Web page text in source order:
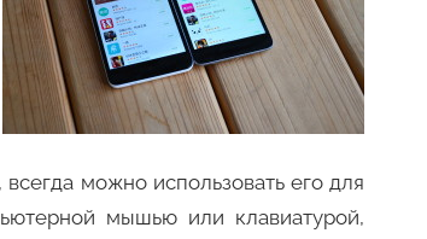
можно использовать его для
мышью или клавиатурой,